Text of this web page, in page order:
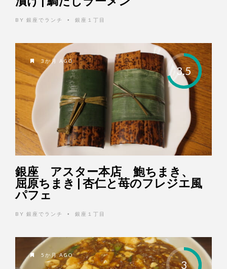
BY 銀座でランチ • 銀座１丁目
3.5
3か月 AGO
銀座 アスター本店 鮑ちまき、
屈原ちまき | 杏仁と苺のフレジエ風
パフェ
BY 銀座でランチ • 銀座１丁目
3
5か月 AGO